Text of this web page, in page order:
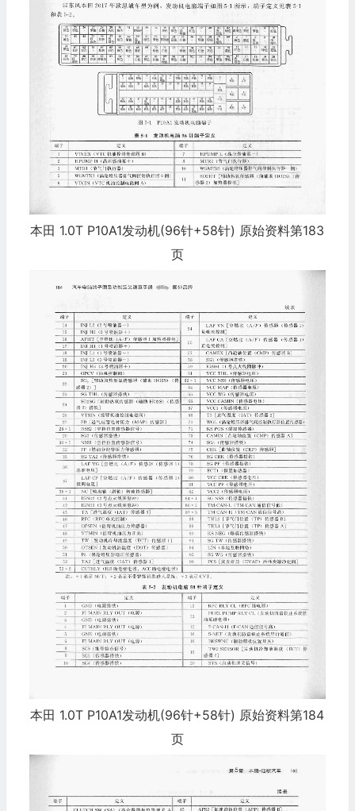
本田 1.0T P10A1发动机(96针+58针) 原始资料第183
页
本田 1.0T P10A1发动机(96针+58针) 原始资料第184
页